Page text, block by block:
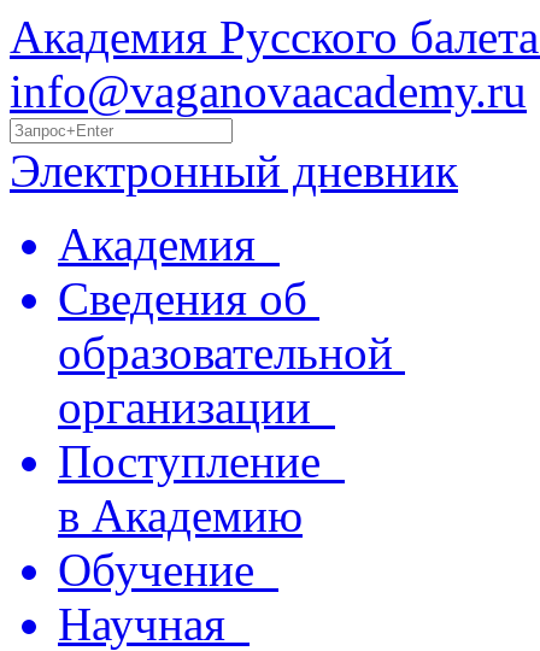
Академия Русского
info@vaganovaacademy.ru
Электронный дневник
Академия
Сведения об
образовательной
организации
Поступление
в Академию
Обучение
Научная